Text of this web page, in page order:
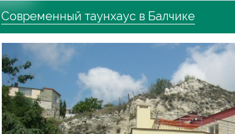
Современный таунхаус в Балчике